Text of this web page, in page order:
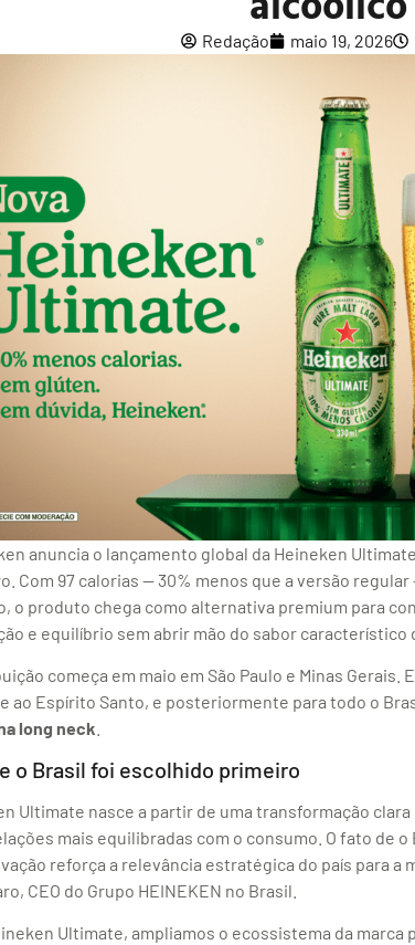
Redação maio 19, 2026
anuncia o lançamento global da Heineken
Com 97 calorias — 30% menos que a versão
o produto chega como alternativa premium para
e equilíbrio sem abrir mão do sabor característico
começa em maio em São Paulo e Minas Gerais.
ao Espírito Santo, e posteriormente para todo o
long neck
o Brasil foi escolhido primeiro
Ultimate nasce a partir de uma transformação
mais equilibradas com o consumo. O fato de
reforça a relevância estratégica do país para a
CEO do Grupo HEINEKEN no Brasil.
Ultimate, ampliamos o ecossistema da